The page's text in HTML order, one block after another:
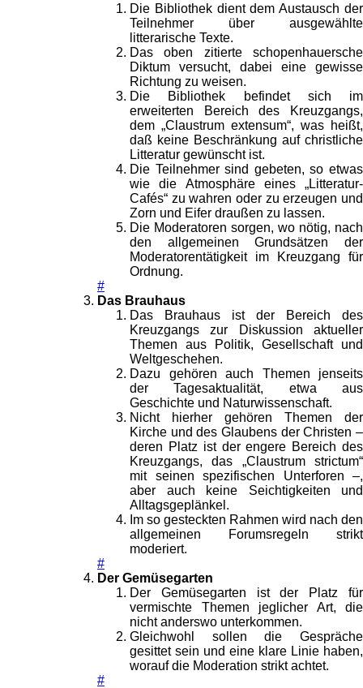
Die Bibliothek dient dem Austausch der
Teilnehmer über ausgewählte
litterarische Texte.
Das oben zitierte schopenhauersche
Diktum versucht, dabei eine gewisse
Richtung zu weisen.
Die Bibliothek befindet sich im
erweiterten Bereich des Kreuzgangs,
dem „Claustrum extensum“, was heißt,
daß keine Beschränkung auf christliche
Litteratur gewünscht ist.
Die Teilnehmer sind gebeten, so etwas
wie die Atmosphäre eines „Litteratur-
Cafés“ zu wahren oder zu erzeugen und
Zorn und Eifer draußen zu lassen.
Die Moderatoren sorgen, wo nötig, nach
den allgemeinen Grundsätzen der
Moderatorentätigkeit im Kreuzgang für
Ordnung.
#
Das Brauhaus
Das Brauhaus ist der Bereich des
Kreuzgangs zur Diskussion aktueller
Themen aus Politik, Gesellschaft und
Weltgeschehen.
Dazu gehören auch Themen jenseits
der Tagesaktualität, etwa aus
Geschichte und Naturwissenschaft.
Nicht hierher gehören Themen der
Kirche und des Glaubens der Christen –
deren Platz ist der engere Bereich des
Kreuzgangs, das „Claustrum strictum“
mit seinen spezifischen Unterforen –,
aber auch keine Seichtigkeiten und
Alltagsgeplänkel.
Im so gesteckten Rahmen wird nach den
allgemeinen Forumsregeln strikt
moderiert.
#
Der Gemüsegarten
Der Gemüsegarten ist der Platz für
vermischte Themen jeglicher Art, die
nicht anderswo unterkommen.
Gleichwohl sollen die Gespräche
gesittet sein und eine klare Linie haben,
worauf die Moderation strikt achtet.
#